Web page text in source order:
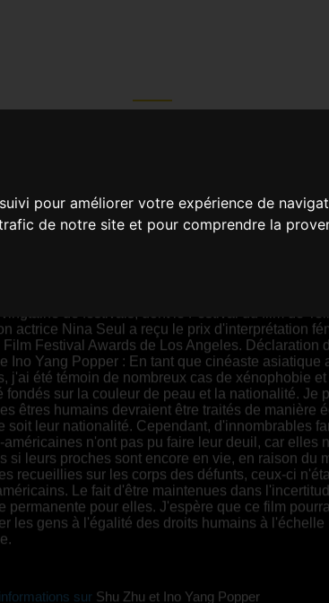
pour améliorer votre expérience de
de notre site et pour comprendre la
légiste en Arizona, trouve et examine les
actrice Nina Seul a reçu le prix d'interprétation
Film Festival Awards de Los Angeles. Déclaration
Ino Yang Popper : En tant que cinéaste asiatique
j'ai été témoin de nombreux cas de xénophobie et
fondés sur la couleur de peau et la nationalité. Je
êtres humains devraient être traités de manière
soit leur nationalité. Cependant, d'innombrables
américaines n'ont pas pu faire leur deuil, car elles
si leurs proches sont encore en vie, en raison du
recueillies sur les corps des défunts, ceux-ci
Le fait d'être maintenues dans
permanente pour elles. J'espère que ce film pourra
les gens à l'égalité des droits humains à l'échelle
sur
Shu Zhu et Ino Yang Popper